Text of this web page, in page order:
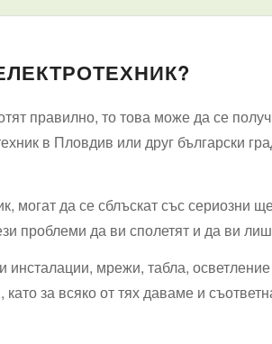
правилно, то това може да се
в Пловдив или друг български
могат да се сблъскат със сериозни
проблеми да ви сполетят и да ви
инсталации, мрежи, табла,
за всяко от тях даваме и